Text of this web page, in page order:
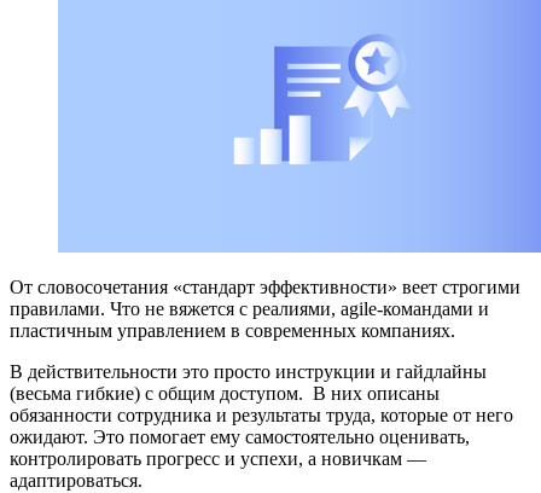
От словосочетания «стандарт эффективности» веет строгими
правилами. Что не вяжется с реалиями, agile-командами и
пластичным управлением в современных компаниях.
В действительности это просто инструкции и гайдлайны
(весьма гибкие) с общим доступом. В них описаны
обязанности сотрудника и результаты труда, которые от него
ожидают. Это помогает ему самостоятельно оценивать,
контролировать прогресс и успехи, а новичкам —
адаптироваться.